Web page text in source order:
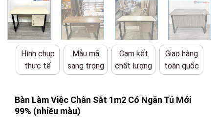
Hình chụp
thực tế
Mẫu mã
sang trọng
Cam kết
chất lượng
Giao hàng
toàn quốc
Bàn Làm Việc Chân Sắt 1m2 Có Ngăn Tủ Mới
99% (nhiều màu)